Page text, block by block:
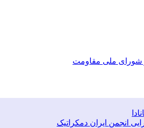
شورای ملی مقاومت
انجمن ایران دمکراتیک